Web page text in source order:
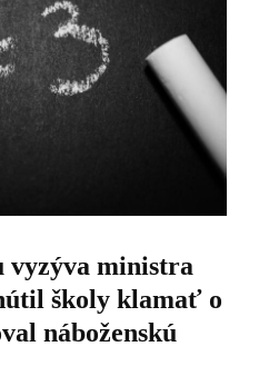
vyzýva ministra
školy klamať o
náboženskú